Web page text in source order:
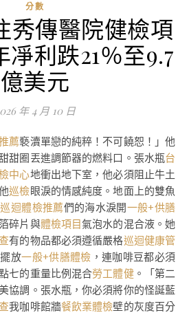
分數
秀傳醫院健檢項
凈利跌21％至9.7
億美元
年 4 月 10 日
薦褻瀆單戀的純粹！不可饒恕！」他
甜圈丟進調節器的燃料口。張水瓶台
中心地衝出地下室，他必須阻止牛土
巡檢眼淚的情感純度。地面上的雙魚
巡迴體檢推薦們的海水淚開一般+供膳
碎片與體檢項目氣泡水的混合液。她
有的物品都必須遵循嚴格巡迴健康管
放一般+供膳體檢 ，連咖啡豆都必須
七的重量比例混合勞工體健。「第二
協調。張水瓶，你必須將你的怪誕藍
我咖啡館牆餐飲業體檢壁的灰度百分